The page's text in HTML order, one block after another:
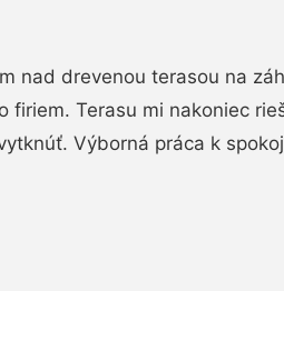
nad drevenou terasou na
firiem. Terasu mi nakoniec
Výborná práca k